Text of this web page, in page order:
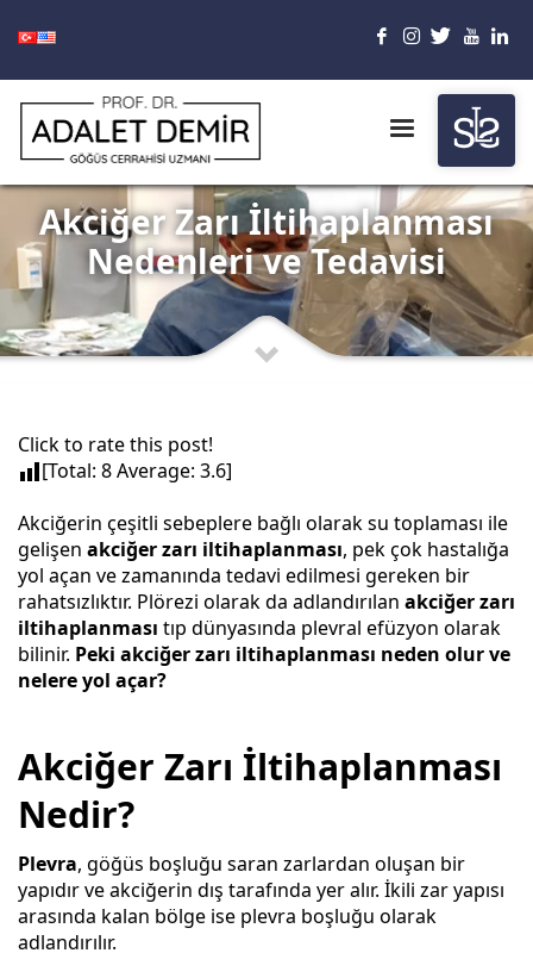
Akciğer Zarı İltihaplanması
Nedenleri ve Tedavisi
Click to rate this post!
[Total: 8Average: 3.6]
Akciğerin çeşitli sebeplere bağlı olarak su toplaması ile
gelişen akciğer zarı iltihaplanması, pek çok hastalığa
yol açan ve zamanında tedavi edilmesi gereken bir
rahatsızlıktır. Plörezi olarak da adlandırılan akciğer zarı
iltihaplanması tıp dünyasında plevral efüzyon olarak
bilinir. Peki akciğer zarı iltihaplanması neden olur ve
nelere yol açar?
Akciğer Zarı İltihaplanması
Nedir?
Plevra, göğüs boşluğu saran zarlardan oluşan bir
yapıdır ve akciğerin dış tarafında yer alır. İkili zar yapısı
arasında kalan bölge ise plevra boşluğu olarak
adlandırılır.